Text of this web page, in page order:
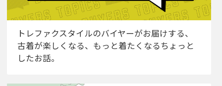
トレファクスタイルのバイヤーがお届けする、
古着が楽しくなる、もっと着たくなるちょっと
したお話。